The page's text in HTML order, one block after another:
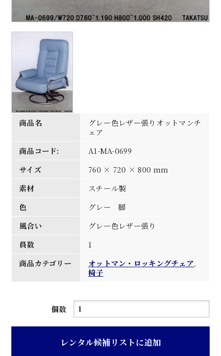
商品名
グレー色レザー張りオットマンチ
ェア
商品コード:
A1-MA-0699
サイズ
760 × 720 × 800 mm
素材
スチール製
色
グレー 脚
風合い
グレー色レザー張り
員数
1
商品カテゴリー
オットマン・ロッキングチェア,
椅子
個数
グ
色
レンタル候補リストに追加